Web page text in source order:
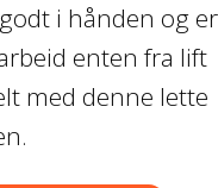
i hånden og er
enten fra lift
med denne lette